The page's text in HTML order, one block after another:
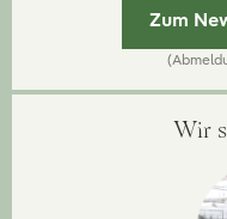
Zum
Wir